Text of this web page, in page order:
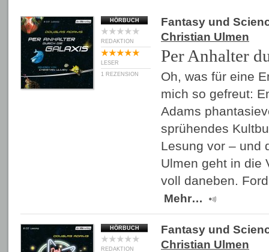
HÖRBUCH
REDAKTION
LESER
1 REZENSION
Fantasy und
Christian Ulmen
Per Anhalter
Oh, was für eine
mich so gefreut:
Adams
sprühendes
Lesung vor – und
Ulmen geht in die
voll daneben.
Mehr…
HÖRBUCH
REDAKTION
Fantasy und
Christian Ulmen